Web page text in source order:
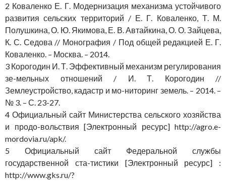
2 Коваленко Е. Г. Модернизация механизма устойчивого
развития сельских территорий / Е. Г. Коваленко, Т. М.
Полушкина, О. Ю. Якимова, Е. В. Автайкина, О. О. Зайцева,
К. С. Седова // Монография / Под общей редакцией Е. Г.
Коваленко. – Москва. – 2014.
3 Корогодин И. Т. Эффективный механизм регулирования
зе-мельных отношений / И. Т. Корогодин //
Землеустройство, кадастр и мо-ниторинг земель. – 2014. –
№ 3. – С. 23-27.
4 Официальный сайт Министерства сельского хозяйства
и продо-вольствия [Электронный ресурс] http://agro.e-
mordovia.ru/apk/.
5 Официальный сайт Федеральной службы
государственной ста-тистики [Электронный ресурс] :
http://www.gks.ru/?